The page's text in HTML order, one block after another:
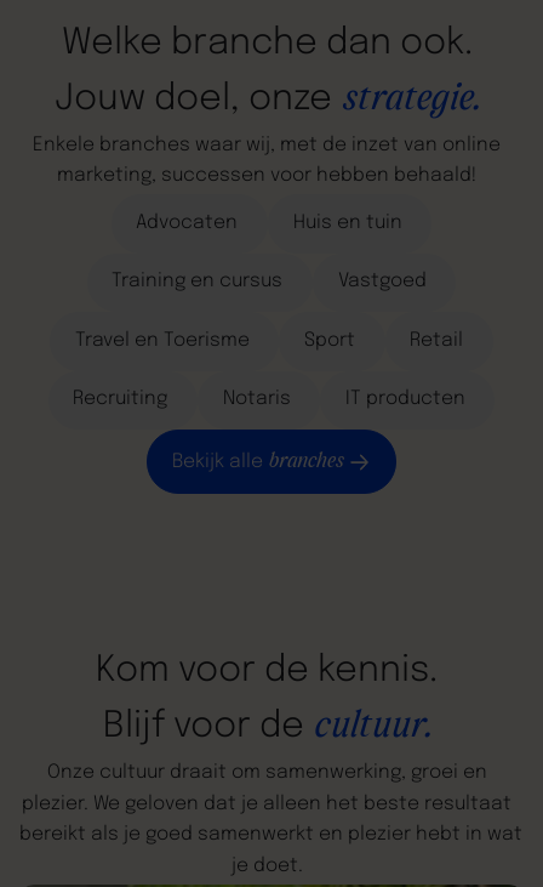
Welke branche dan ook.
Jouw doel, onze strategie.
Enkele branches waar wij, met de inzet van online
marketing, successen voor hebben behaald!
Advocaten Huis en tuin
Training en cursus Vastgoed
Travel en Toerisme Sport Retail
Recruiting Notaris IT producten
Bekijk alle branches
Kom voor de kennis.
Blijf voor de cultuur.
Onze cultuur draait om samenwerking, groei en
plezier. We geloven dat je alleen het beste resultaat
bereikt als je goed samenwerkt en plezier hebt in wat
je doet.